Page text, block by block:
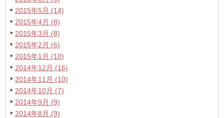
2015年5月 (14)
2015年4月 (8)
2015年3月 (8)
2015年2月 (6)
2015年1月 (10)
2014年12月 (16)
2014年11月 (10)
2014年10月 (7)
2014年9月 (9)
2014年8月 (9)